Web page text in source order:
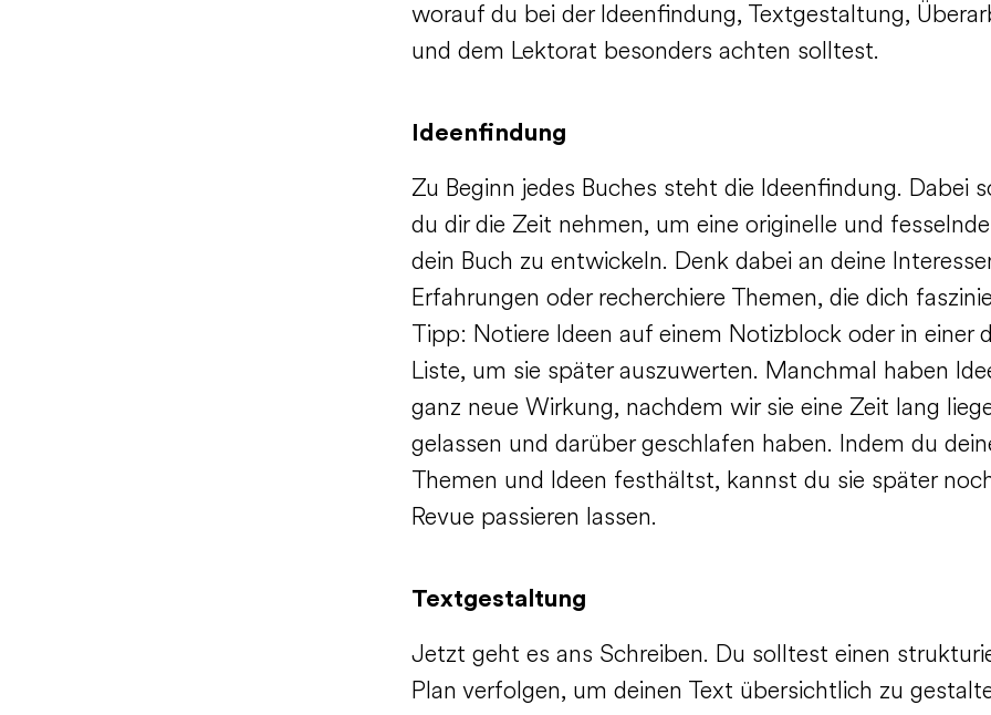
worauf du bei der Ideenfindung, Textgestaltung,
und dem Lektorat besonders achten solltest.
Ideenfindung
Zu Beginn jedes Buches steht die Ideenfindung. Dabei
du dir die Zeit nehmen, um eine originelle und
dein Buch zu entwickeln. Denk dabei an deine
Erfahrungen oder recherchiere Themen, die dich
Tipp: Notiere Ideen auf einem Notizblock oder in einer
Liste, um sie später auszuwerten. Manchmal haben
ganz neue Wirkung, nachdem wir sie eine Zeit lang
gelassen und darüber geschlafen haben. Indem du
Themen und Ideen festhältst, kannst du sie später
Revue passieren lassen.
Textgestaltung
Jetzt geht es ans Schreiben. Du solltest einen
Plan verfolgen, um deinen Text übersichtlich zu